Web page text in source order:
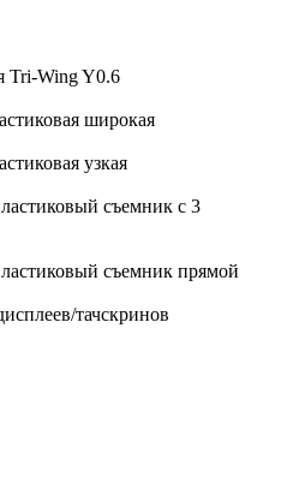
Tri-Wing Y0.6
широкая
узкая
съемник c 3
съемник прямой
тачскринов